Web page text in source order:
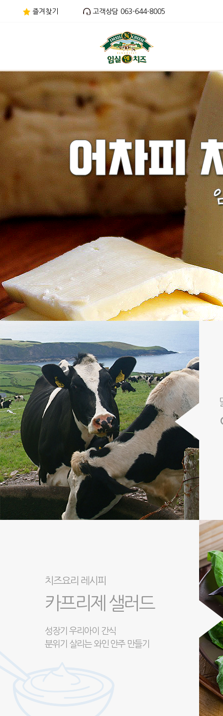
즐겨찾기 고객상담 063-644-8005
치즈요리 레시피
카프리제 샐러드
성장기 우리아이 간식
분위기 살리는 와인 안주 만들기